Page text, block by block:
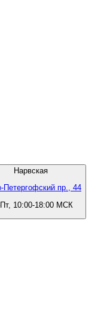
Нарвская
Петергофский пр., 44
10:00-18:00 МСК